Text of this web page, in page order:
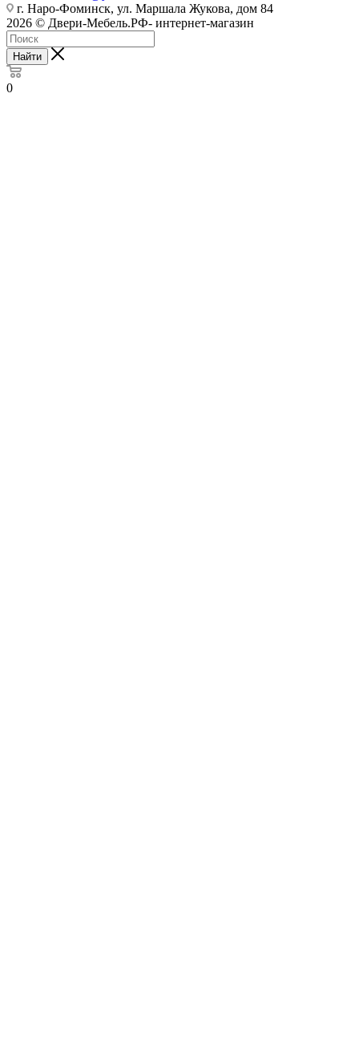
г. Наро-Фоминск, ул. Маршала Жукова, дом 84
2026 © Двери-Мебель.РФ- интернет-магазин
Найти
0